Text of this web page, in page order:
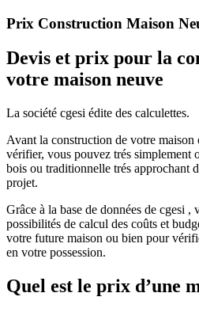
Prix Construction Maison
Devis et prix pour la
votre maison neuve
La société cgesi édite des calculettes.
Avant la construction de votre maison
vérifier, vous pouvez trés simplement
bois ou traditionnelle trés approchant
projet.
Grâce à la base de données de cgesi ,
possibilités de calcul des coûts et
votre future maison ou bien pour
en votre possession.
Quel est le prix d’une